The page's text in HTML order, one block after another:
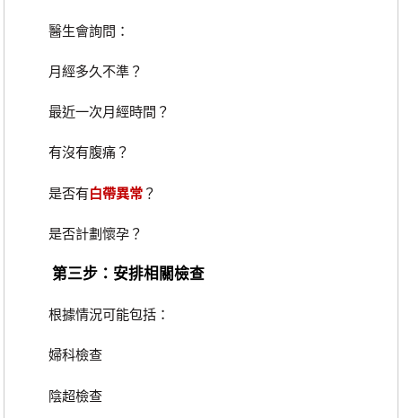
醫生會詢問：
月經多久不準？
最近一次月經時間？
有沒有腹痛？
是否有白帶異常？
是否計劃懷孕？
第三步：安排相關檢查
根據情況可能包括：
婦科檢查
陰超檢查